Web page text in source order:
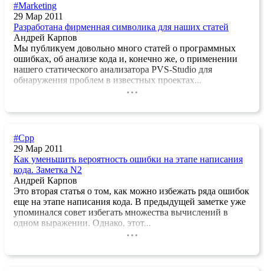
#Marketing
29 Мар 2011
Разработана фирменная символика для наших статей
Андрей Карпов
Мы публикуем довольно много статей о программных
ошибках, об анализе кода и, конечно же, о применении
нашего статического анализатора PVS-Studio для
обнаружения проблем в известных проектах...
...
#Cpp
29 Мар 2011
Как уменьшить вероятность ошибки на этапе написания
кода. Заметка N2
Андрей Карпов
Это вторая статья о том, как можно избежать ряда ошибок
еще на этапе написания кода. В предыдущей заметке уже
упоминался совет избегать множества вычислений в
одном выражении. Однако, этот...
...